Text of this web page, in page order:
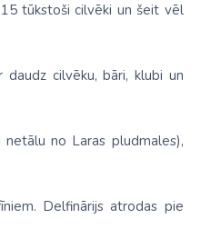
tūkstoši cilvēki un šeit vēl
cilvēku, bāri, klubi un
no Laras pludmales),
Delfinārijs atrodas pie